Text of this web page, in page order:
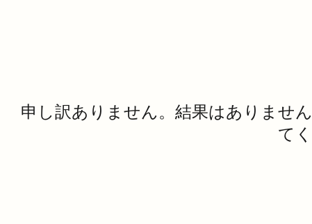
申し訳ありません。結果はありませ
て